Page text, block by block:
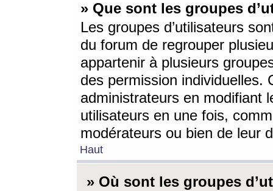
» Que sont les groupes
Les groupes d’utilisateurs
du forum de regrouper
appartenir à plusieurs
des permission individuelles.
administrateurs en modifiant
utilisateurs en une fois,
modérateurs ou bien de leur
Haut
» Où sont les groupes